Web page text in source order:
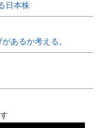
日本株
あるか考える。